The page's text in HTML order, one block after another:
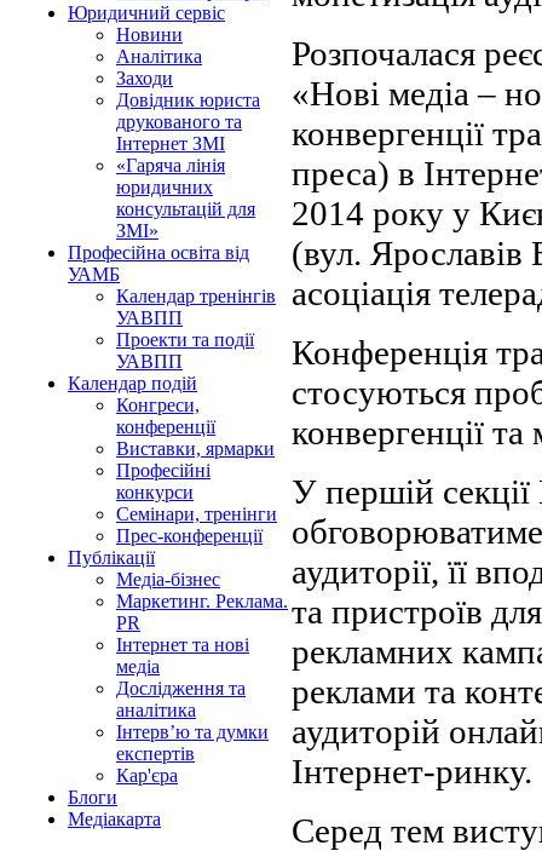
Юридичний сервіс
Новини
Аналітика
Заходи
Довідник юриста
друкованого та
Інтернет ЗМІ
«Гаряча лінія
юридичних
консультацій для
ЗМІ»
Професійна освіта від
УАМБ
Календар тренінгів
УАВПП
Проекти та події
УАВПП
Календар подій
Конгреси,
конференції
Виставки, ярмарки
Професійні
конкурси
Семінари, тренінги
Прес-конференції
Публікації
Медіа-бізнес
Маркетинг. Реклама.
PR
Інтернет та нові
медіа
Дослідження та
аналітика
Інтерв’ю та думки
експертів
Кар'єра
Блоги
Медіакарта
Розпочалася
«Нові медіа –
конвергенції
преса) в
2014 року у
(вул. Ярославів
асоціація
Конференція
стосуються
конвергенції та
У першій секції
аудиторії, її
та пристроїв
рекламних
реклами та
аудиторій
Інтернет-ринку.
Серед тем